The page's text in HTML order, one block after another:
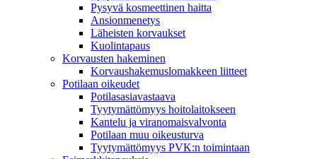
Pysyvä kosmeettinen haitta
Ansionmenetys
Läheisten korvaukset
Kuolintapaus
Korvausten hakeminen
Korvaushakemuslomakkeen liitteet
Potilaan oikeudet
Potilasasiavastaava
Tyytymättömyys hoitolaitokseen
Kantelu ja viranomaisvalvonta
Potilaan muu oikeusturva
Tyytymättömyys PVK:n toimintaan